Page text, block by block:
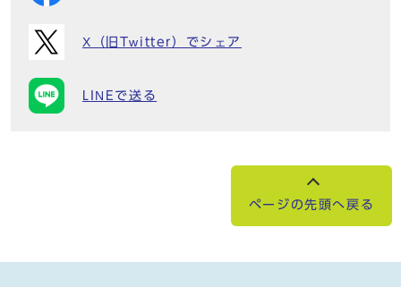
X（旧Twitter）でシェア
LINEで送る
ページの先頭へ戻る